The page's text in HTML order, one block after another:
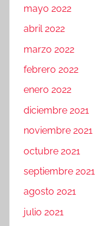
mayo 2022
abril 2022
marzo 2022
febrero 2022
enero 2022
diciembre 2021
noviembre 2021
octubre 2021
septiembre 2021
agosto 2021
julio 2021